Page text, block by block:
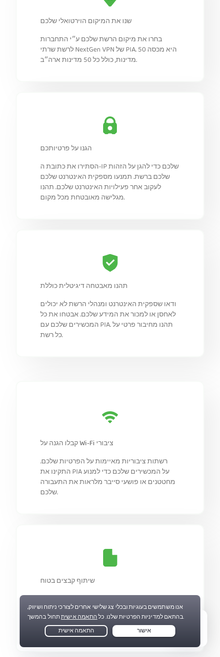
שנו את המיקום הוירטואלי שלכם
בחרו את מיקום הרשת שלכם ע״י התחברות
לרשת שרתי NextGen VPN של PIA. היא מכסה 50
מדינות, כולל כל 50 מדינות ארה״ב.
הגנו על פרטיותכם
הסתירו את כתובת ה-IP שלכם כדי להגן על הזהות
שלכם ברשת. תמנעו מספקית האינטרנט שלכם
לעקוב אחר פעילויות האינטרנט שלכם. תהנו
מגלישה מאובטחת מכל מקום.
תהנו מאבטחה דיגיטלית כוללת
ודאו שספקית האינטרנט ומנהלי הרשת לא יכולים
לאחסן או למכור את המידע שלכם. אבטחו את כל
המכשירים שלכם עם PIA. תהנו מחיבור פרטי על
כל רשת.
קבלו הגנה על Wi-Fi ציבורי
רשתות ציבוריות מאיימות על הפרטיות שלכם.
התקינו את PIA על המכשירים שלכם כדי למנוע
מחטטנים או פושעי סייבר מלראות את התעבורה
שלכם.
שיתוף קבצים בטוח
קבצים ברשת. התחברו ל-PIA והצפינו את המידע
שלכם כשאתם שולחים או עובדים עם קבצים
פרטיים.